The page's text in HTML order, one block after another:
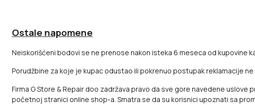
Ostale napomene
Neiskorišćeni bodovi se ne prenose nakon isteka 6 meseca od kupovine
Porudžbine za koje je kupac odustao ili pokrenuo postupak reklamacije
Firma G Store & Repair doo zadržava pravo da sve gore navedene
početnoj stranici online shop-a. Smatra se da su korisnici upoznati sa